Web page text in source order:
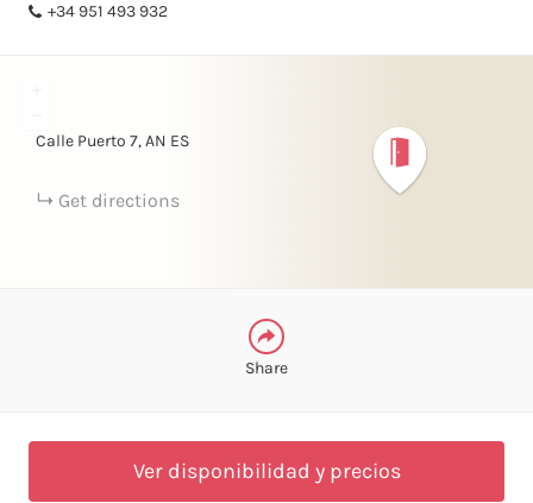
+34 951 493 932
Calle Puerto 7 AN ES
Get directions
Share
Ver disponibilidad y precios